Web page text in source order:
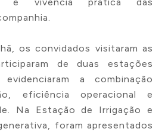
à
à
os convidados visitaram as
de duas estações
a combinação
eficiência operacional e
Na Estação de Irrigação e
foram apresentados